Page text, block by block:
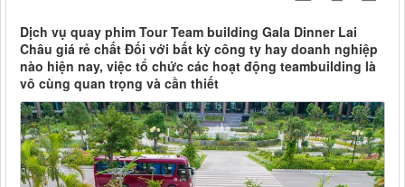
Dịch vụ quay phim Tour Team building Gala Dinner Lai
Châu giá rẻ chất Đối với bất kỳ công ty hay doanh nghiệp
nào hiện nay, việc tổ chức các hoạt động teambuilding là
vô cùng quan trọng và cần thiết